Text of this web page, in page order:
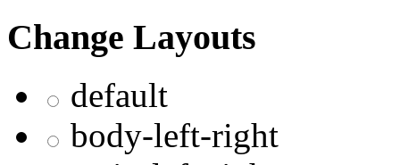
Change Layouts
default
body-left-right